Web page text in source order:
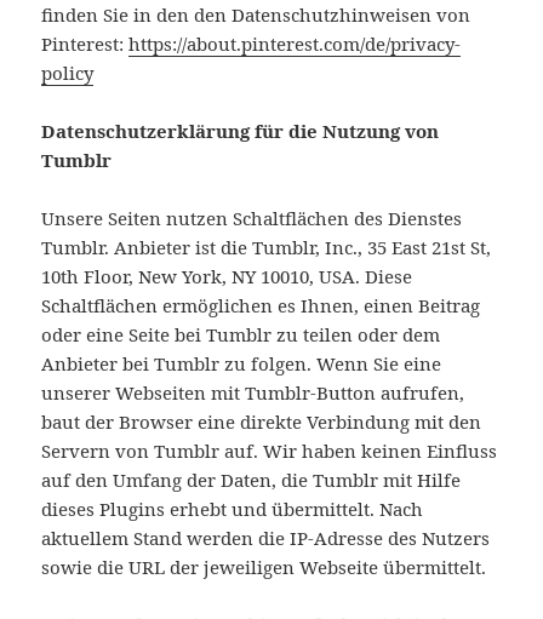
finden Sie in den den Datenschutzhinweisen von
Pinterest:https://about.pinterest.com/de/privacy-
policy
Datenschutzerklärung für die Nutzung von
Tumblr
Unsere Seiten nutzen Schaltflächen des Dienstes
Tumblr. Anbieter ist die Tumblr, Inc., 35 East 21st St,
10th Floor, New York, NY 10010, USA. Diese
Schaltflächen ermöglichen es Ihnen, einen Beitrag
oder eine Seite bei Tumblr zu teilen oder dem
Anbieter bei Tumblr zu folgen. Wenn Sie eine
unserer Webseiten mit Tumblr-Button aufrufen,
baut der Browser eine direkte Verbindung mit den
Servern von Tumblr auf. Wir haben keinen Einfluss
auf den Umfang der Daten, die Tumblr mit Hilfe
dieses Plugins erhebt und übermittelt. Nach
aktuellem Stand werden die IP-Adresse des Nutzers
sowie die URL der jeweiligen Webseite übermittelt.